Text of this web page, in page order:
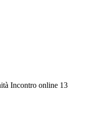
Incontro online 13